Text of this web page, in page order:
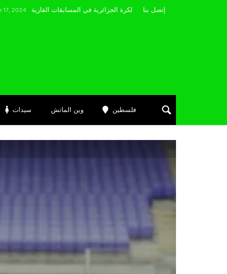
إتصل بنا
سيدات وين الماتش فلسطين